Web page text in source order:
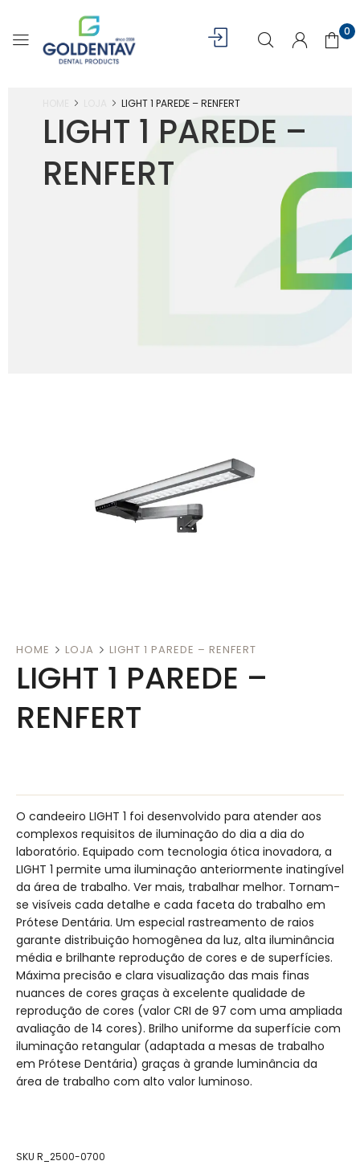
0
LIGHT 1 PAREDE –
RENFERT
LIGHT 1 PAREDE – RENFERT
HOME LOJA LIGHT 1 PAREDE – RENFERT
LIGHT 1 PAREDE –
RENFERT
O candeeiro LIGHT 1 foi desenvolvido para atender aos
complexos requisitos de iluminação do dia a dia do
laboratório. Equipado com tecnologia ótica inovadora, a
LIGHT 1 permite uma iluminação anteriormente inatingível
da área de trabalho. Ver mais, trabalhar melhor. Tornam-
se visíveis cada detalhe e cada faceta do trabalho em
Prótese Dentária. Um especial rastreamento de raios
garante distribuição homogênea da luz, alta iluminância
média e brilhante reprodução de cores e de superfícies.
Máxima precisão e clara visualização das mais finas
nuances de cores graças à excelente qualidade de
reprodução de cores (valor CRI de 97 com uma ampliada
avaliação de 14 cores). Brilho uniforme da superfície com
iluminação retangular (adaptada a mesas de trabalho
em Prótese Dentária) graças à grande luminância da
área de trabalho com alto valor luminoso.
SKU R_2500-0700